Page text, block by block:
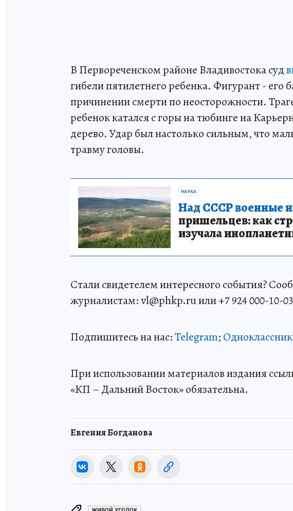
В Первореченском районе Владивостока суд
гибели пятилетнего ребенка. Фигурант - его
причинении смерти по неосторожности.
ребенок катался с горы на тюбинге на
дерево. Удар был настолько сильным, что
травму головы.
НАУКА
Над СССР военные
пришельцев: как
изучала
Стали свидетелем интересного события?
журналистам: vl@phkp.ru или +7 924 000-10-
Подпишитесь на нас:Telegram;
При использовании материалов издания
«КП – Дальний Восток» обязательна.
Евгения Богданова